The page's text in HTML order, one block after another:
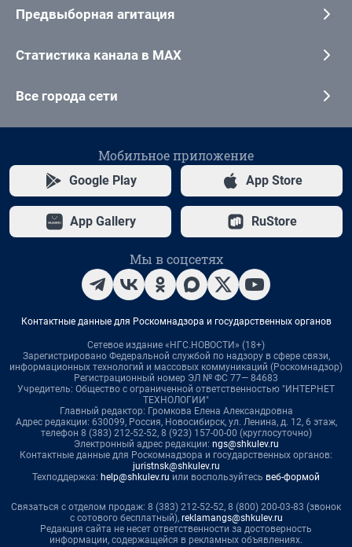
Предвыборная агитация
Статистика канала в MAX
Все города сети
Мобильное приложение
Google Play App Store
App Gallery RuStore
Мы в соцсетях
Контактные данные для Роскомнадзора и государственных органов
Сетевое издание «НГС.НОВОСТИ» (18+)
Зарегистрировано Федеральной службой по надзору в сфере связи,
информационных технологий и массовых коммуникаций (Роскомнадзор)
Регистрационный номер ЭЛ № ФС 77— 84683
Учредитель: Общество с ограниченной ответственностью "ИНТЕРНЕТ
ТЕХНОЛОГИИ"
Главный редактор: Громкова Елена Александровна
Адрес редакции: 630099, Россия, Новосибирск, ул. Ленина, д. 12, 6 этаж,
телефон 8 (383) 212-52-52, 8 (923) 157-00-00 (круглосуточно)
Электронный адрес редакции: ngs@shkulev.ru
Контактные данные для Роскомнадзора и государственных органов:
juristnsk@shkulev.ru
Техподдержка: help@shkulev.ru или воспользуйтесь веб-формой
Связаться с отделом продаж: 8 (383) 212-52-52, 8 (800) 200-03-83 (звонок
с сотового бесплатный), reklamangs@shkulev.ru
Редакция сайта не несет ответственности за достоверность
информации, содержащейся в рекламных объявлениях.